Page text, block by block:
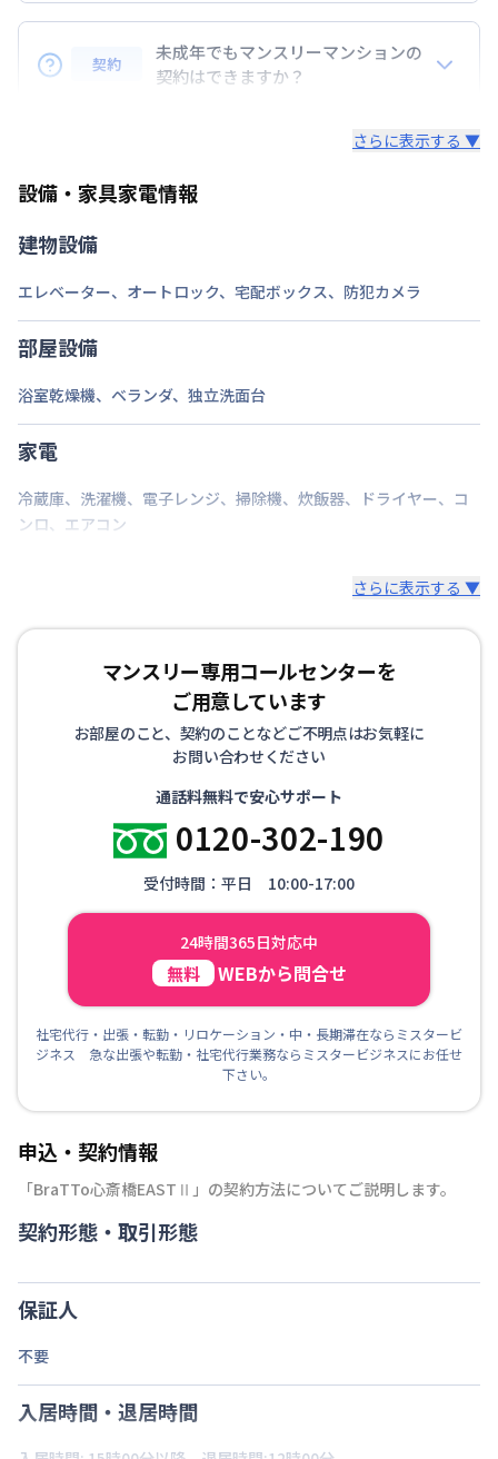
次回更新日
情報更新日より14日以内
BraTToの運営するマンスリーマンションのお支払い
は、指定口座へのお振込み・当社での現金払い、クレ
ジットカード払い（DCカード、VISAカード、Master
契約
未成年でもマンスリーマンションの
契約はできますか？
さらに表示する ▼
設備・家具家電情報
建物設備
エレベーター、 オートロック、 宅配ボックス、 防犯カメラ
部屋設備
浴室乾燥機、 ベランダ、 独立洗面台
家電
冷蔵庫、 洗濯機、 電子レンジ、 掃除機、 炊飯器、 ドライヤー、 コ
ンロ、 エアコン
さらに表示する ▼
マンスリー専用コールセンターを
ご用意しています
お部屋のこと、契約のことなどご不明点はお気軽に
お問い合わせください
通話料無料で安心サポート
0120-302-190
受付時間：平日 10:00-17:00
24時間365日対応中
無料 WEBから問合せ
社宅代行・出張・転勤・リロケーション・中・長期滞在ならミスタービ
ジネス 急な出張や転勤・社宅代行業務ならミスタービジネスにお任せ
下さい。
申込・契約情報
「BraTTo心斎橋EASTⅡ 」の契約方法についてご説明します。
契約形態・取引形態
保証人
不要
入居時間・退居時間